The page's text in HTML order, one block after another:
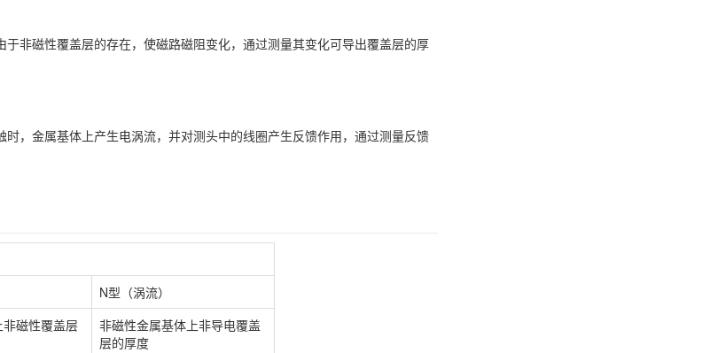
非磁性覆盖层的存在，使磁路磁阻变化，通过测量其变化可导出覆盖层的厚
，金属基体上产生电涡流，并对测头中的线圈产生反馈作用，通过测量反馈
N型（涡流）
磁性覆盖层
非磁性金属基体上非导电覆盖
层的厚度